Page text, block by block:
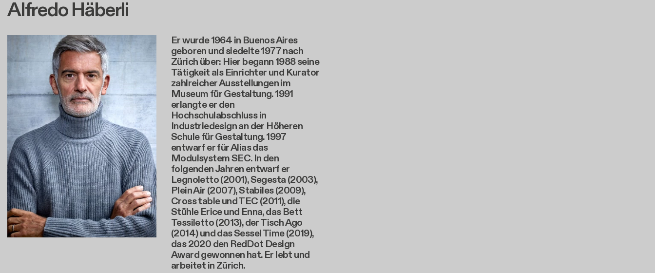
Alfredo Häberli
Er wurde 1964 in Buenos Aires
geboren und siedelte 1977 nach
Zürich über: Hier begann 1988 seine
Tätigkeit als Einrichter und Kurator
zahlreicher Ausstellungen im
Museum für Gestaltung. 1991
erlangte er den
Hochschulabschluss in
Industriedesign an der Höheren
Schule für Gestaltung. 1997
entwarf er für Alias das
Modulsystem SEC. In den
folgenden Jahren entwarf er
Legnoletto (2001), Segesta (2003),
Plein Air (2007), Stabiles (2009),
Cross table und TEC (2011), die
Stühle Erice und Enna, das Bett
Tessiletto (2013), der Tisch Ago
(2014) und das Sessel Time (2019),
das 2020 den RedDot Design
Award gewonnen hat. Er lebt und
arbeitet in Zürich.